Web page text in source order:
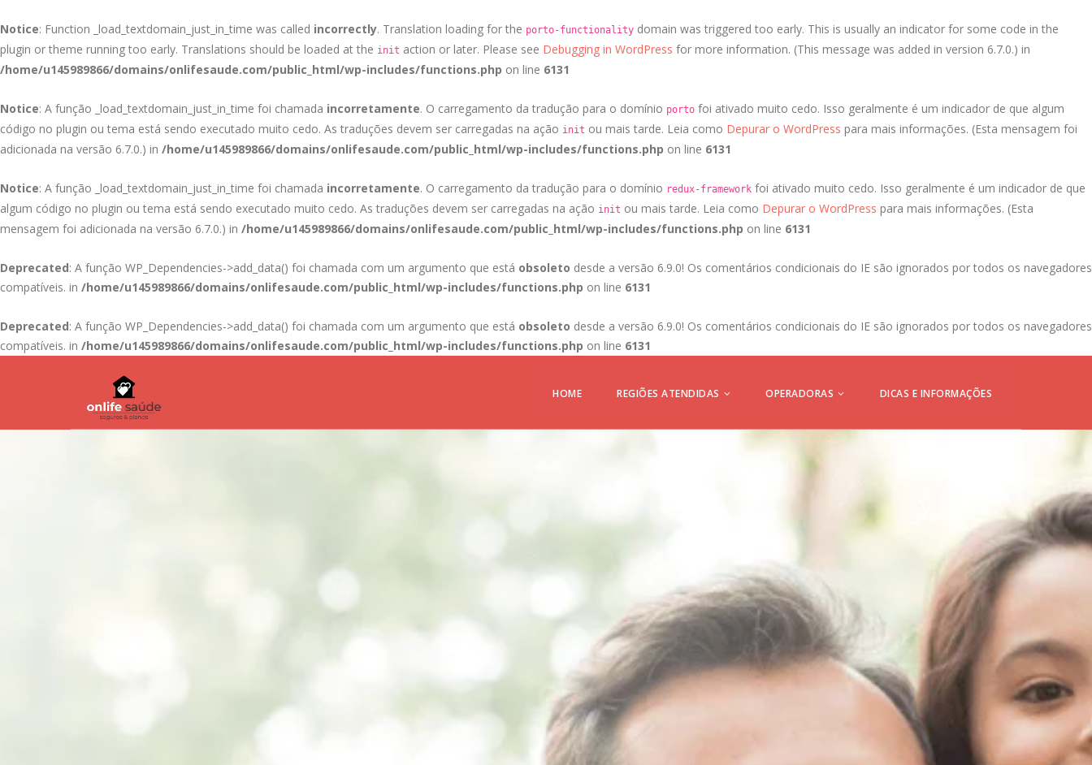
Notice: Function _load_textdomain_just_in_time was called incorrectly. Translation loading for the porto-functionality domain was triggered too early. This is usually an indicator for some code in the
plugin or theme running too early. Translations should be loaded at the init action or later. Please see Debugging in WordPress for more information. (This message was added in version 6.7.0.) in
/home/u145989866/domains/onlifesaude.com/public_html/wp-includes/functions.php on line 6131
Notice: A função _load_textdomain_just_in_time foi chamada incorretamente. O carregamento da tradução para o domínio porto foi ativado muito cedo. Isso geralmente é um indicador de que algum
código no plugin ou tema está sendo executado muito cedo. As traduções devem ser carregadas na ação init ou mais tarde. Leia como Depurar o WordPress para mais informações. (Esta mensagem foi
adicionada na versão 6.7.0.) in /home/u145989866/domains/onlifesaude.com/public_html/wp-includes/functions.php on line 6131
Notice: A função _load_textdomain_just_in_time foi chamada incorretamente. O carregamento da tradução para o domínio redux-framework foi ativado muito cedo. Isso geralmente é um indicador de que
algum código no plugin ou tema está sendo executado muito cedo. As traduções devem ser carregadas na ação init ou mais tarde. Leia como Depurar o WordPress para mais informações. (Esta
mensagem foi adicionada na versão 6.7.0.) in /home/u145989866/domains/onlifesaude.com/public_html/wp-includes/functions.php on line 6131
Deprecated: A função WP_Dependencies->add_data() foi chamada com um argumento que está obsoleto desde a versão 6.9.0! Os comentários condicionais do IE são ignorados por todos os navegadores
compatíveis. in /home/u145989866/domains/onlifesaude.com/public_html/wp-includes/functions.php on line 6131
Deprecated: A função WP_Dependencies->add_data() foi chamada com um argumento que está obsoleto desde a versão 6.9.0! Os comentários condicionais do IE são ignorados por todos os navegadores
compatíveis. in /home/u145989866/domains/onlifesaude.com/public_html/wp-includes/functions.php on line 6131
HOME REGIÕES ATENDIDAS OPERADORAS DICAS E INFORMAÇÕES